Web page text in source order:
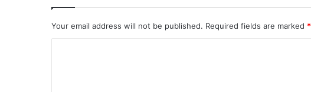
Your email address will not be published. Required fields are marked *